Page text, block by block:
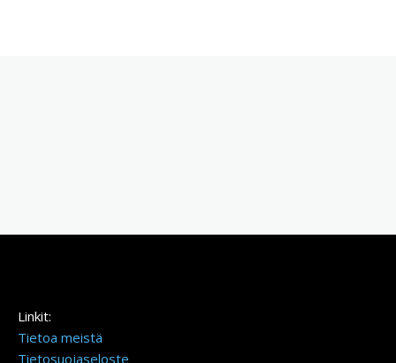
Linkit:
Tietoa meistä
Tietosuojaseloste